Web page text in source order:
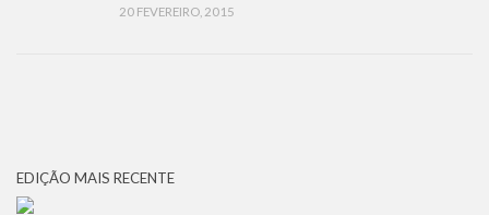
20 FEVEREIRO, 2015
EDIÇÃO MAIS RECENTE